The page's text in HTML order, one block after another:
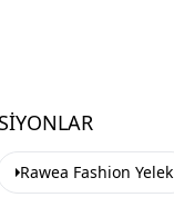
Rawea Fashion Yelek